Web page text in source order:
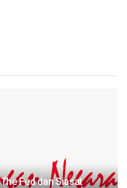
Fed dan Siasat